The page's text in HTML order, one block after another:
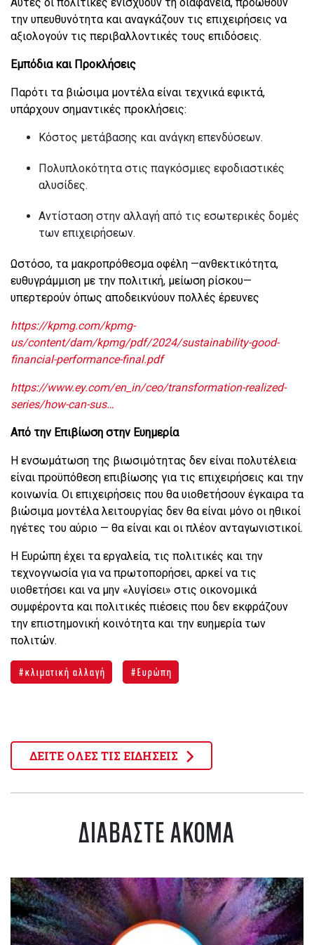
Αυτές οι πολιτικές ενισχύουν τη διαφάνεια, προωθούν
την υπευθυνότητα και αναγκάζουν τις επιχειρήσεις να
αξιολογούν τις περιβαλλοντικές τους επιδόσεις.
Εμπόδια και Προκλήσεις
Παρότι τα βιώσιμα μοντέλα είναι τεχνικά εφικτά,
υπάρχουν σημαντικές προκλήσεις:
Κόστος μετάβασης και ανάγκη επενδύσεων.
Πολυπλοκότητα στις παγκόσμιες εφοδιαστικές
αλυσίδες.
Αντίσταση στην αλλαγή από τις εσωτερικές δομές
των επιχειρήσεων.
Ωστόσο, τα μακροπρόθεσμα οφέλη —ανθεκτικότητα,
ευθυγράμμιση με την πολιτική, μείωση ρίσκου—
υπερτερούν όπως αποδεικνύουν πολλές έρευνες
https://kpmg.com/kpmg-
us/content/dam/kpmg/pdf/2024/sustainability-good-
financial-performance-final.pdf
https://www.ey.com/en_in/ceo/transformation-realized-
series/how-can-sus…
Από την Επιβίωση στην Ευημερία
Η ενσωμάτωση της βιωσιμότητας δεν είναι πολυτέλεια·
είναι προϋπόθεση επιβίωσης για τις επιχειρήσεις και την
κοινωνία. Οι επιχειρήσεις που θα υιοθετήσουν έγκαιρα τα
βιώσιμα μοντέλα λειτουργίας δεν θα είναι μόνο οι ηθικοί
ηγέτες του αύριο — θα είναι και οι πλέον ανταγωνιστικοί.
Η Ευρώπη έχει τα εργαλεία, τις πολιτικές και την
τεχνογνωσία για να πρωτοπορήσει, αρκεί να τις
υιοθετήσει και να μην «λυγίσει» στις οικονομικά
συμφέροντα και πολιτικές πιέσεις που δεν εκφράζουν
την επιστημονική κοινότητα και την ευημερία των
πολιτών.
κλιματική αλλαγή Ευρώπη
ΔΕΙΤΕ ΟΛΕΣ ΤΙΣ ΕΙΔΗΣΕΙΣ
ΔΙΑΒΑΣΤΕ ΑΚΟΜΑ